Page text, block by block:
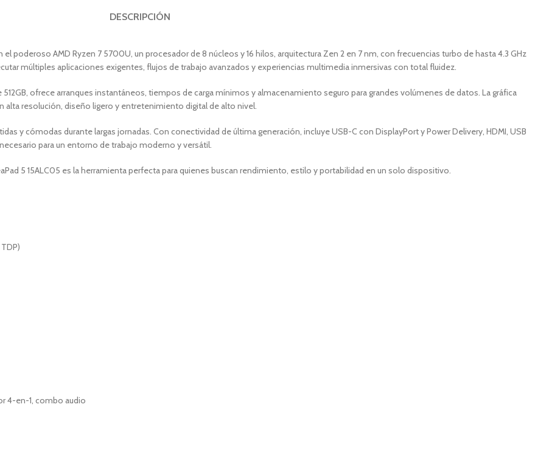
DESCRIPCIÓN
poderoso AMD Ryzen 7 5700U, un procesador de 8 núcleos y 16 hilos, arquitectura Zen 2 en 7 nm, con frecuencias turbo de hasta 4.3 GHz
múltiples aplicaciones exigentes, flujos de trabajo avanzados y experiencias multimedia inmersivas con total fluidez.
ofrece arranques instantáneos, tiempos de carga mínimos y almacenamiento seguro para grandes volúmenes de datos. La gráfica
alta resolución, diseño ligero y entretenimiento digital de alto nivel.
y cómodas durante largas jornadas. Con conectividad de última generación, incluye USB-C con DisplayPort y Power Delivery, HDMI, USB
para un entorno de trabajo moderno y versátil.
5 15ALC05 es la herramienta perfecta para quienes buscan rendimiento, estilo y portabilidad en un solo dispositivo.
4-en-1, combo audio